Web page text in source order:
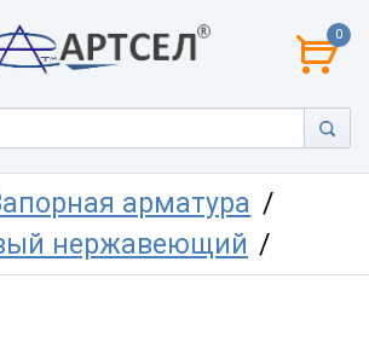
0
арматура
нержавеющий